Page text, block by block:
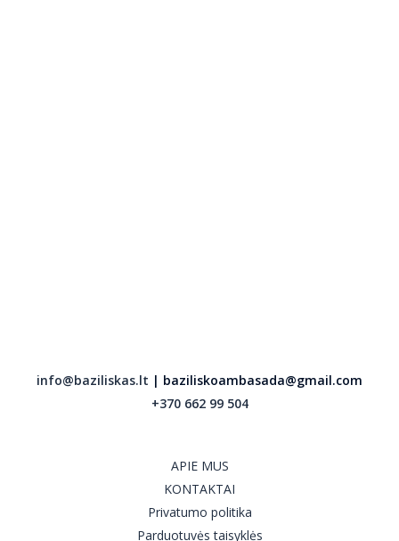
info@baziliskas.lt | baziliskoambasada@gmail.com
+370 662 99 504
APIE MUS
KONTAKTAI
Privatumo politika
Parduotuvės taisyklės